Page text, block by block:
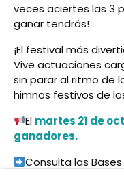
veces aciertes las 3
ganar tendrás!
¡El festival más
Vive actuaciones
sin parar al ritmo de
himnos festivos de
El martes 21 de
ganadores.
Consulta las